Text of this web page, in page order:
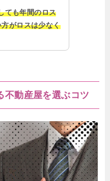
ても年間のロス
がロスは少なく
不動産屋を選ぶコツ